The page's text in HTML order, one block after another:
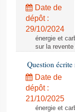
Date de
dépôt :
29/10/2024
énergie et
sur la
Question
Date de
dépôt :
21/10/2025
énergie et